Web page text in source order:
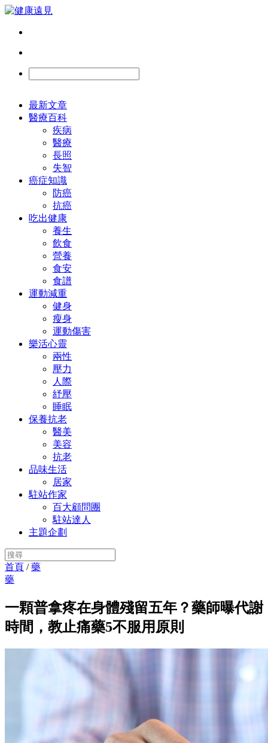
最新文章
醫療百科
疾病
醫療
長照
失智
癌症知識
防癌
抗癌
吃出健康
養生
飲食
營養
食安
食譜
運動減重
健身
瘦身
運動傷害
樂活心靈
兩性
壓力
人際
紓壓
睡眠
保養抗老
醫美
美容
抗老
品味生活
居家
駐站作家
百大顧問團
駐站達人
主題企劃
首頁 /藥
藥
一顆普拿疼在身體殘留五年？藥師曝代謝
時間，教止痛藥5不服用原則